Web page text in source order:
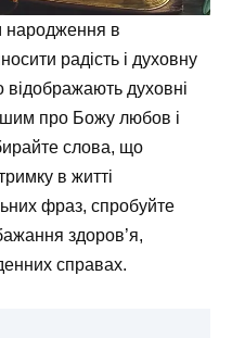
народження в
радість і духовну
духовні
про Божу любов і
слова, що
в житті
фраз, спробуйте
здоров’я,
справах.